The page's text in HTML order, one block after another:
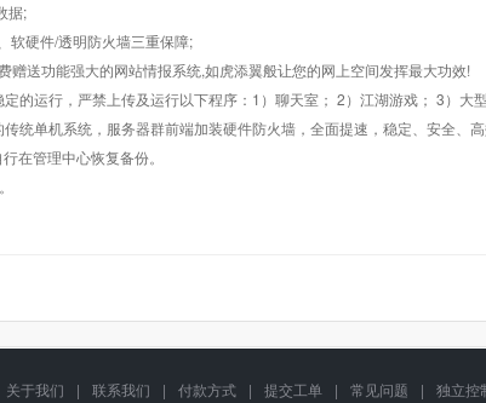
据;
软硬件/透明防火墙三重保障;
送功能强大的网站情报系统,如虎添翼般让您的网上空间发挥最大功效!
的运行，严禁上传及运行以下程序：1）聊天室； 2）江湖游戏； 3）大
统单机系统，服务器群前端加装硬件防火墙，全面提速，稳定、安全、
在管理中心恢复备份。
关于我们 | 联系我们 | 付款方式 | 提交工单 | 常见问题 | 独立控